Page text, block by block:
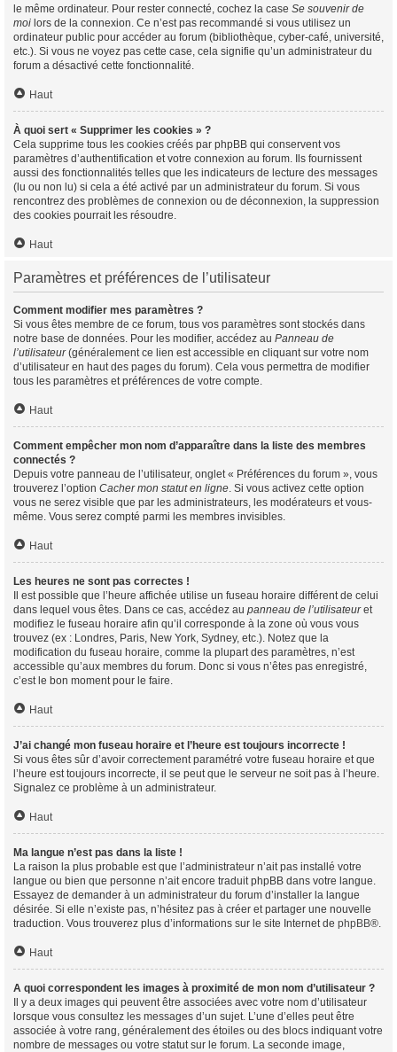
le même ordinateur. Pour rester connecté, cochez la case Se souvenir de
moi lors de la connexion. Ce n’est pas recommandé si vous utilisez un
ordinateur public pour accéder au forum (bibliothèque, cyber-café, université,
etc.). Si vous ne voyez pas cette case, cela signifie qu’un administrateur du
forum a désactivé cette fonctionnalité.
Haut
À quoi sert « Supprimer les cookies » ?
Cela supprime tous les cookies créés par phpBB qui conservent vos
paramètres d’authentification et votre connexion au forum. Ils fournissent
aussi des fonctionnalités telles que les indicateurs de lecture des messages
(lu ou non lu) si cela a été activé par un administrateur du forum. Si vous
rencontrez des problèmes de connexion ou de déconnexion, la suppression
des cookies pourrait les résoudre.
Haut
Paramètres et préférences de l’utilisateur
Comment modifier mes paramètres ?
Si vous êtes membre de ce forum, tous vos paramètres sont stockés dans
notre base de données. Pour les modifier, accédez au Panneau de
l’utilisateur(généralement ce lien est accessible en cliquant sur votre nom
d’utilisateur en haut des pages du forum). Cela vous permettra de modifier
tous les paramètres et préférences de votre compte.
Haut
Comment empêcher mon nom d’apparaître dans la liste des membres
connectés ?
Depuis votre panneau de l’utilisateur, onglet « Préférences du forum », vous
trouverez l’option Cacher mon statut en ligne. Si vous activez cette option
vous ne serez visible que par les administrateurs, les modérateurs et vous-
même. Vous serez compté parmi les membres invisibles.
Haut
Les heures ne sont pas correctes !
Il est possible que l’heure affichée utilise un fuseau horaire différent de celui
dans lequel vous êtes. Dans ce cas, accédez au panneau de l’utilisateuret
modifiez le fuseau horaire afin qu’il corresponde à la zone où vous vous
trouvez (ex : Londres, Paris, New York, Sydney, etc.). Notez que la
modification du fuseau horaire, comme la plupart des paramètres, n’est
accessible qu’aux membres du forum. Donc si vous n’êtes pas enregistré,
c’est le bon moment pour le faire.
Haut
J’ai changé mon fuseau horaire et l’heure est toujours incorrecte !
Si vous êtes sûr d’avoir correctement paramétré votre fuseau horaire et que
l’heure est toujours incorrecte, il se peut que le serveur ne soit pas à l’heure.
Signalez ce problème à un administrateur.
Haut
Ma langue n’est pas dans la liste !
La raison la plus probable est que l’administrateur n’ait pas installé votre
langue ou bien que personne n’ait encore traduit phpBB dans votre langue.
Essayez de demander à un administrateur du forum d’installer la langue
désirée. Si elle n’existe pas, n’hésitez pas à créer et partager une nouvelle
traduction. Vous trouverez plus d’informations sur le site Internet de phpBB®.
Haut
A quoi correspondent les images à proximité de mon nom d’utilisateur ?
Il y a deux images qui peuvent être associées avec votre nom d’utilisateur
lorsque vous consultez les messages d’un sujet. L’une d’elles peut être
associée à votre rang, généralement des étoiles ou des blocs indiquant votre
nombre de messages ou votre statut sur le forum. La seconde image,